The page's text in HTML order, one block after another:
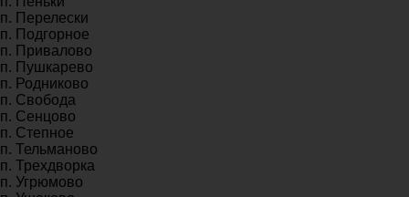
п. Перелески
п. Подгорное
п. Привалово
п. Пушкарево
п. Родниково
п. Свобода
п. Сенцово
п. Степное
п. Тельманово
п. Трехдворка
п. Угрюмово